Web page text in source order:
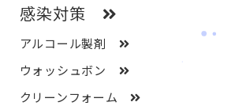
感染対策
アルコール製剤
ウォッシュボン
クリーンフォーム